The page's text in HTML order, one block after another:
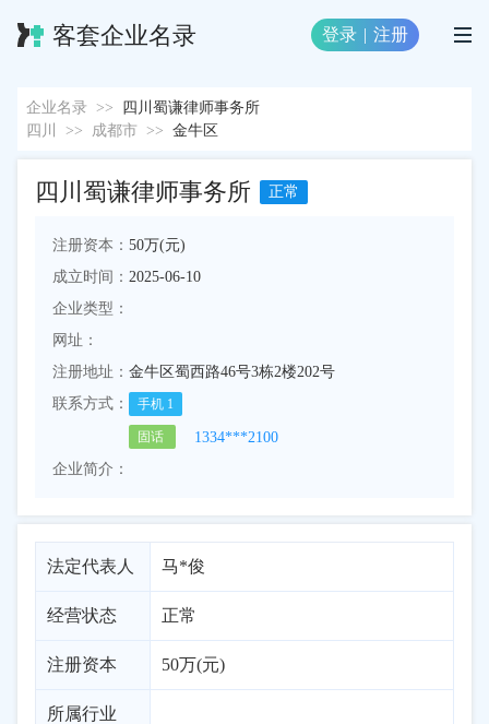
客套企业名录 登录 | 注册
企业名录 >>
四川蜀谦律师事务所
四川
>> 成都市 >> 金牛区
四川蜀谦律师事务所 正常
注册资本： 50万(元)
成立时间： 2025-06-10
企业类型：
网址：
注册地址： 金牛区蜀西路46号3栋2楼202号
联系方式：
手机 1
固话
1334***2100
企业简介：
法定代表人 马*俊
经营状态 正常
注册资本 50万(元)
所属行业